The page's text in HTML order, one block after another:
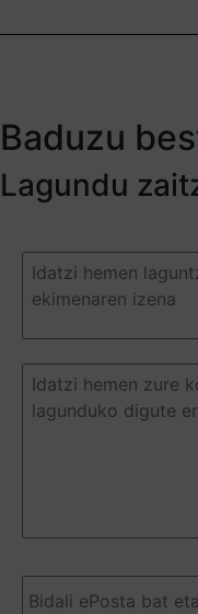
Baduzu
Lagundu
Duda
pregunta (Required)
Duda
pregunta
Email (Required)